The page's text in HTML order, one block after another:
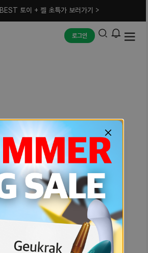
BEST 토이 + 젤 초특가 보러가기 >
로그인
예상치 못한 에러입니다.